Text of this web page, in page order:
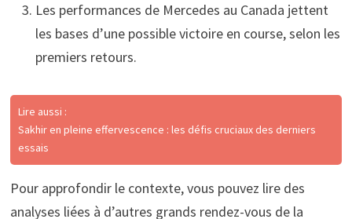
Les performances de Mercedes au Canada jettent
les bases d’une possible victoire en course, selon les
premiers retours.
Lire aussi :
Sakhir en pleine effervescence : les défis cruciaux des derniers
essais
Pour approfondir le contexte, vous pouvez lire des
analyses liées à d’autres grands rendez-vous de la